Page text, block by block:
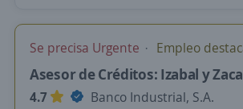
Se precisa Urgente Empleo
Asesor de Créditos: Izabal y
4.7
Banco Industrial, S.A.